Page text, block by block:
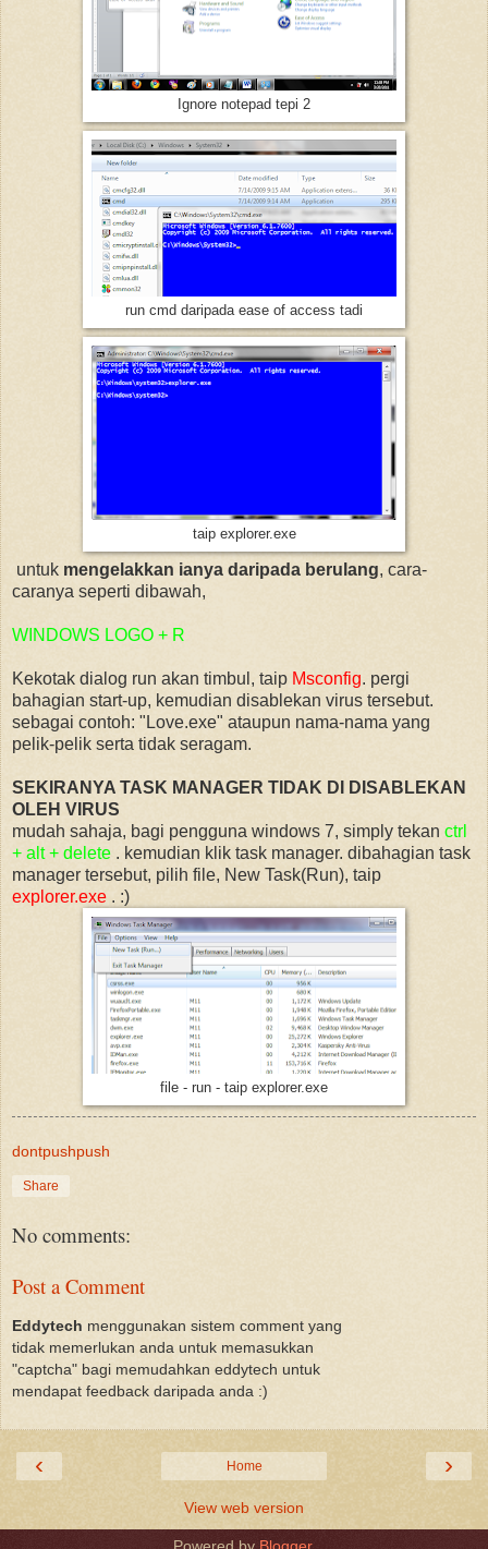
Ignore notepad tepi 2
run cmd daripada ease of access tadi
taip explorer.exe
untuk mengelakkan ianya daripada berulang, cara-
caranya seperti dibawah,
WINDOWS LOGO + R
Kekotak dialog run akan timbul, taip Msconfig. pergi
bahagian start-up, kemudian disablekan virus tersebut.
sebagai contoh: "Love.exe" ataupun nama-nama yang
pelik-pelik serta tidak seragam.
SEKIRANYA TASK MANAGER TIDAK DI DISABLEKAN
OLEH VIRUS
mudah sahaja, bagi pengguna windows 7, simply tekan ctrl
+ alt + delete . kemudian klik task manager. dibahagian task
manager tersebut, pilih file, New Task(Run), taip
explorer.exe . :)
file - run - taip explorer.exe
dontpushpush
Share
No comments:
Post a Comment
Eddytech menggunakan sistem comment yang
tidak memerlukan anda untuk memasukkan
"captcha" bagi memudahkan eddytech untuk
mendapat feedback daripada anda :)
‹ ›
Home
View web version
Powered by Blogger.